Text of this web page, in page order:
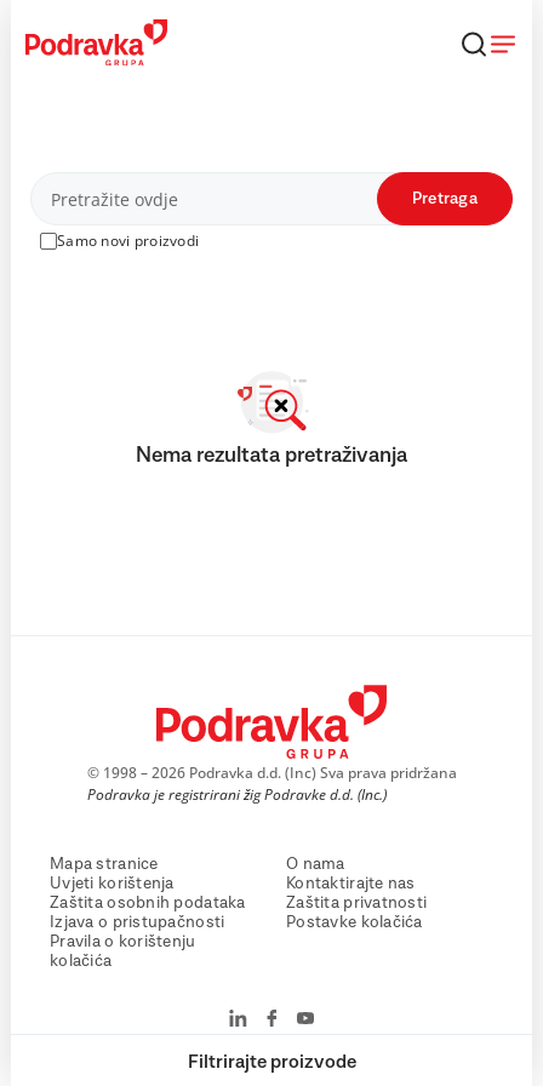
content
Proizvodi
Samo novi proizvodi
Pretraga
Filtrirajte proizvode
Nema rezultata pretraživanja
© 1998 – 2026 Podravka d.d. (Inc) Sva prava pridržana
Podravka je registrirani žig Podravke d.d. (Inc.)
Mapa stranice
Uvjeti korištenja
Zaštita osobnih podataka
Izjava o pristupačnosti
Pravila o korištenju
kolačića
O nama
Kontaktirajte nas
Zaštita privatnosti
Postavke kolačića